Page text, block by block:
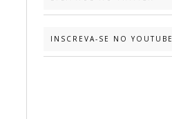
INSCREVA-SE NO YOUTUBE